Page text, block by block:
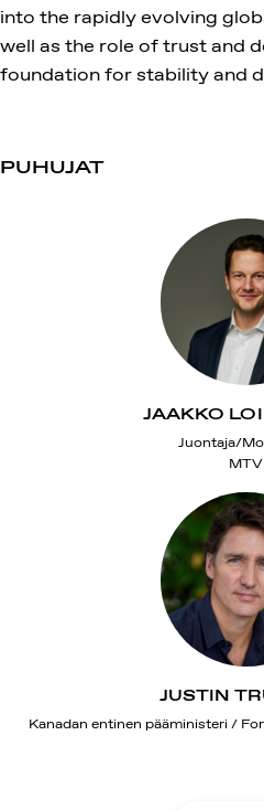
into the rapidly evolving
well as the role of trust and
foundation for stability and
PUHUJAT
JAAKKO
Juontaja/
MTV
JUSTIN
Kanadan entinen pääministeri /